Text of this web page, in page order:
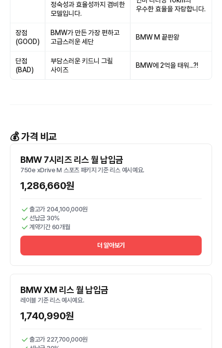
정숙성과 효율성까지 겸비한
모델입니다.
우수한 효율을 자랑합니다.
장점
(GOOD)
BMW가 만든 가장 편하고
고급스러운 세단
BMW M 끝판왕
단점
(BAD)
부담스러운 키드니 그릴
사이즈
BMW에 2억을 태워...?!
💰 가격 비교
BMW 7시리즈 리스 월 납입금
750e xDrive M 스포츠 패키지 기준 리스 예시예요.
1,286,660원
출고가 204,100,000원
선납금 30%
계약기간 60개월
더 알아보기
BMW XM 리스 월 납입금
레이블 기준 리스 예시예요.
1,740,990원
출고가 227,700,000원